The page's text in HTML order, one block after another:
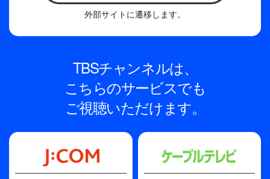
外部サイトに遷移します。
TBSチャンネルは、
こちらのサービスでも
ご視聴いただけます。